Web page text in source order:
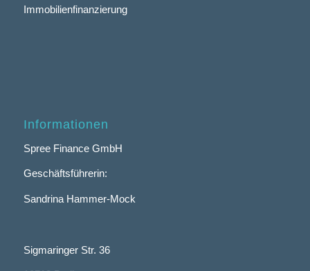
Immobilienfinanzierung
Informationen
Spree Finance GmbH
Geschäftsführerin:
Sandrina Hammer-Mock
Sigmaringer Str. 36